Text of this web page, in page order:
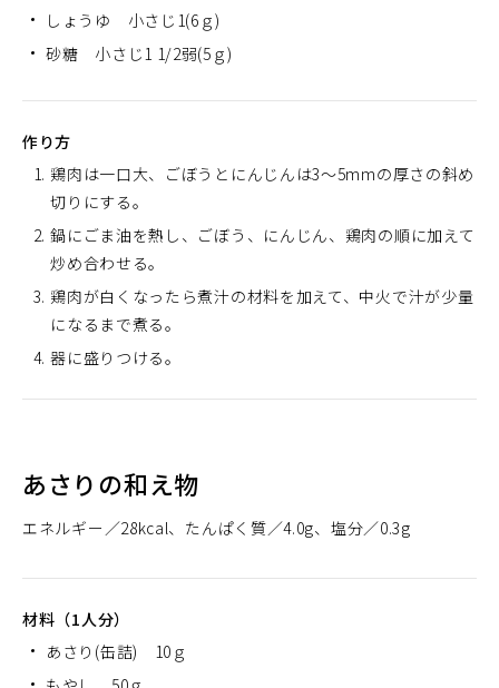
しょうゆ 小さじ1(6ｇ)
砂糖 小さじ1 1/2弱(5ｇ)
作り方
鶏肉は一口大、ごぼうとにんじんは3～5mmの厚さの斜め
切りにする。
鍋にごま油を熱し、ごぼう、にんじん、鶏肉の順に加えて
炒め合わせる。
鶏肉が白くなったら煮汁の材料を加えて、中火で汁が少量
になるまで煮る。
器に盛りつける。
あさりの和え物
エネルギー 28kcal たんぱく質 4.0g 塩分 0.3g
材料（1人分）
あさり(缶詰) 10ｇ